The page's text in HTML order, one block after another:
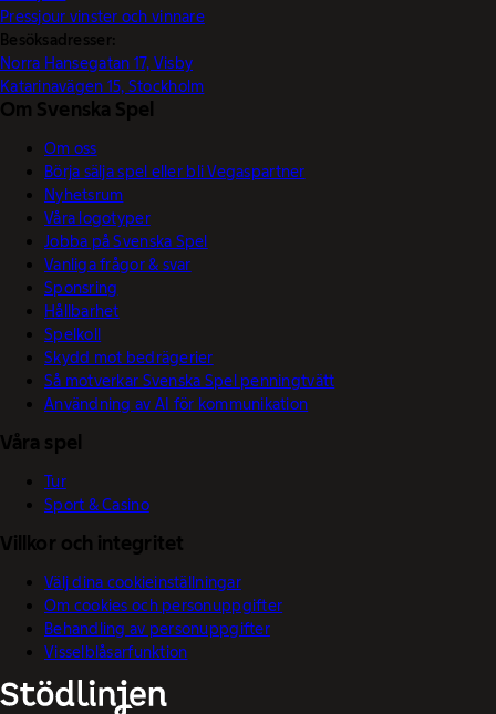
Pressjour vinster och vinnare
Besöksadresser:
Norra Hansegatan 17, Visby
Katarinavägen 15, Stockholm
Om Svenska Spel
Om oss
Börja sälja spel eller bli Vegaspartner
Nyhetsrum
Våra logotyper
Jobba på Svenska Spel
Vanliga frågor & svar
Sponsring
Hållbarhet
Spelkoll
Skydd mot bedrägerier
Så motverkar Svenska Spel penningtvätt
Användning av AI för kommunikation
Våra spel
Tur
Sport & Casino
Villkor och integritet
Välj dina cookieinställningar
Om cookies och personuppgifter
Behandling av personuppgifter
Visselblåsarfunktion